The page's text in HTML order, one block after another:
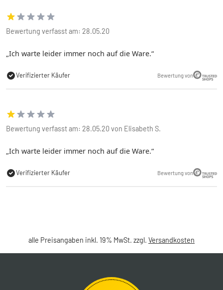
Bewertung verfasst am: 28.05.20
Ich warte leider immer noch auf die Ware.
Verifizierter Käufer Bewertung von
Bewertung verfasst am: 28.05.20 von Elisabeth S.
Ich warte leider immer noch auf die Ware.
Verifizierter Käufer Bewertung von
alle Preisangaben inkl. 19% MwSt. zzgl. Versandkosten